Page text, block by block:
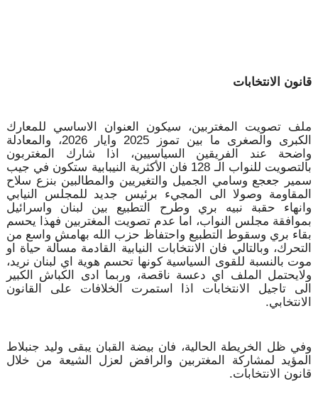
قانون الانتخابات
ملف تصويت المغتربين، سيكون العنوان الاساسي للمعارك
الكبرى والصغرى ما بين تموز 2025 وايار 2026، والمعادلة
واضحة عند الفريقين السياسيين، اذا شارك المغتربون
بالتصويت للنواب الـ 128 فان الأكثرية النيبابية ستكون في جيب
سمير جعجع وسامي الجميل والتغيريين والمطالبين بنزع سلاح
المقاومة وصولا الى المجيء برئيس جديد للمجلس النيابي
وانهاء حقبة نبيه بري وطرح التطبيع بين لبنان واسرائيل
بموافقة مجلس النواب، اما عدم تصويت المغتربين فهذا يحسم
بقاء بري وسقوط التطبيع واحتفاظ حزب الله بهامش واسع من
التحرك، وبالتالي فان الانتخابات النيابية القادمة مسألة حياة او
موت بالنسبة للقوى السياسية كونها تحسم هوية اي لبنان نريد،
ولايحتمل الملف اي دعسة ناقصة، وربما ادى الكباش الكبير
الى تاجيل الانتخابات اذا استمرت الخلافات على القانون
الانتخابي.
وفي ظل الخريطة الحالية، فان بيضة القبان يبقى وليد جنبلاط
المؤيد لمشاركة المغتربين والرافض لعزل الشيعة من خلال
قانون الانتخابات.